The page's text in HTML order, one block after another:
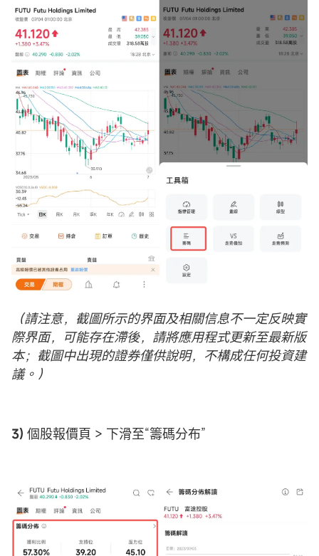
（請注意，截圖所示的界面及相關信息不一定反映實
際界面，可能存在滯後，請將應用程式更新至最新版
本；截圖中出現的證券僅供說明，不構成任何投資建
議。）
3) 個股報價頁 > 下滑至“籌碼分布”